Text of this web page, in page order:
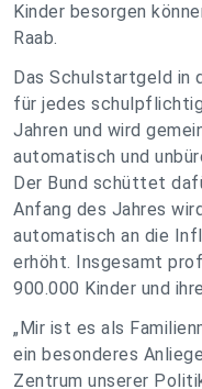
Kinder besorgen
Raab.
Das Schulstartgeld in
für jedes
Jahren und wird
automatisch und
Der Bund schüttet
Anfang des Jahres
automatisch an die
erhöht. Insgesamt
900.000 Kinder und
„Mir ist es als
ein besonderes
Zentrum unserer